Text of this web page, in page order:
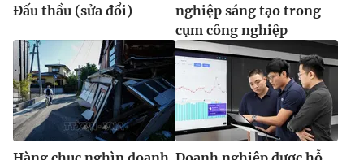
Đấu thầu (sửa đổi)
nghiệp sáng tạo trong
cụm công nghiệp